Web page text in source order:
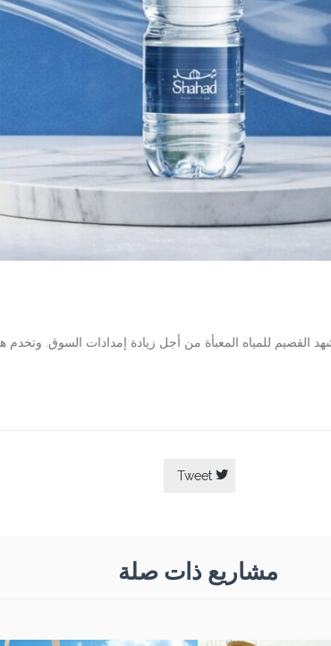
للمياه المعبأة من أجل زيادة إمدادات السوق. وتخدم

Tweet
مشاريع ذات صلة